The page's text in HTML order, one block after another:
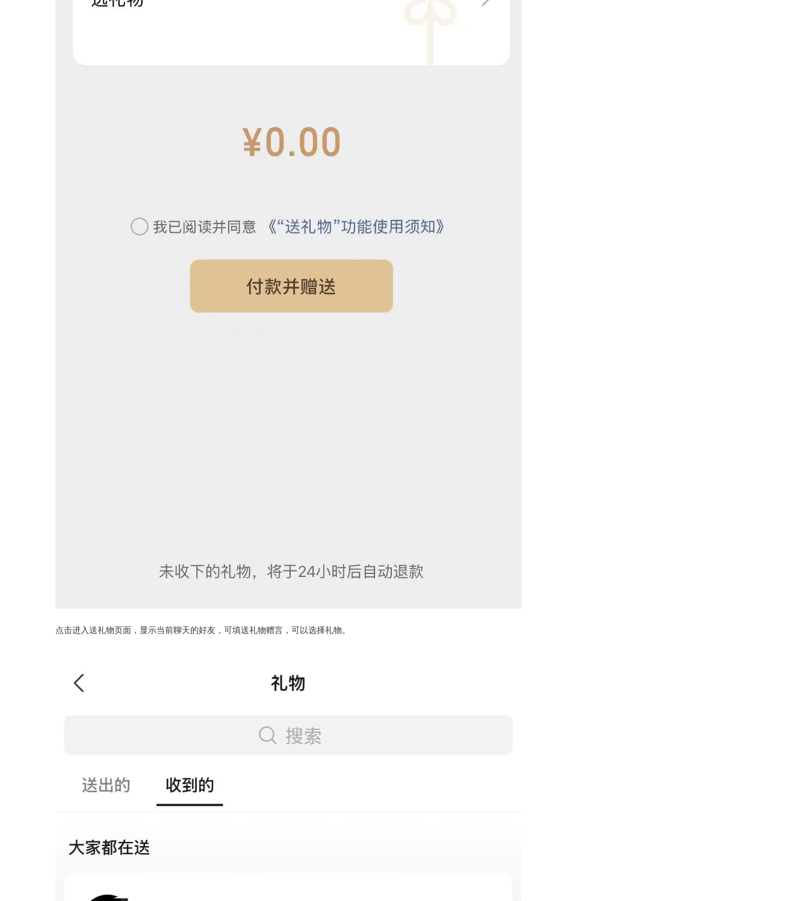
点击进入送礼物页面，显示当前聊天的好友，可填送礼物赠言，可以选择礼物。